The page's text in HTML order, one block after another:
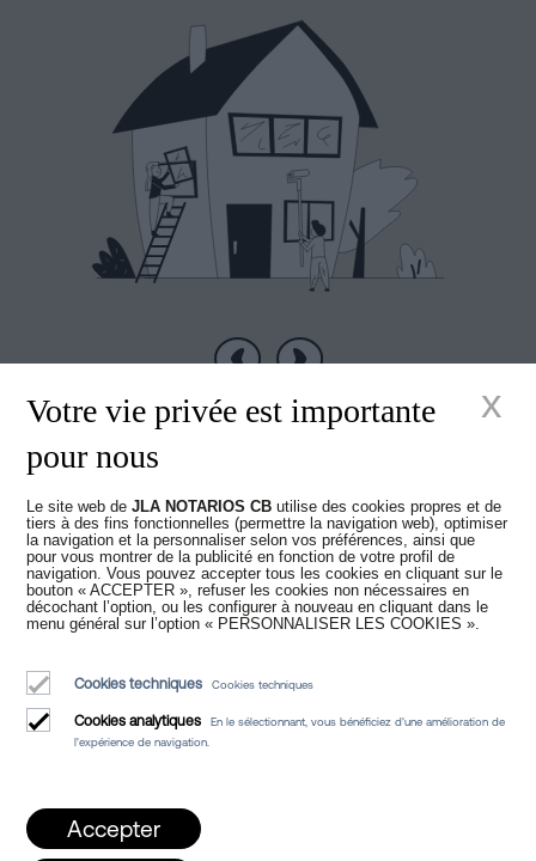
horizontale.
Nouveaux temps
dans la Notariat
Luis Alberto Álvarez Moreno
Notaires de Barcelone et notaires en ligne pour toute l'Espagne
Votre vie privée est importante
pour nous
Le site web deJLA NOTARIOS CB utilise des cookies propres et de
tiers à des fins fonctionnelles (permettre la navigation web), optimiser
la navigation et la personnaliser selon vos préférences, ainsi que
pour vous montrer de la publicité en fonction de votre profil de
navigation. Vous pouvez accepter tous les cookies en cliquant sur le
bouton « ACCEPTER », refuser les cookies non nécessaires en
décochant l’option, ou les configurer à nouveau en cliquant dans le
menu général sur l’option « PERSONNALISER LES COOKIES ».
Cookies techniques Cookies techniques
Cookies analytiques
En le sélectionnant, vous bénéficiez d'une amélioration de
l'expérience de navigation.
Accepter
x